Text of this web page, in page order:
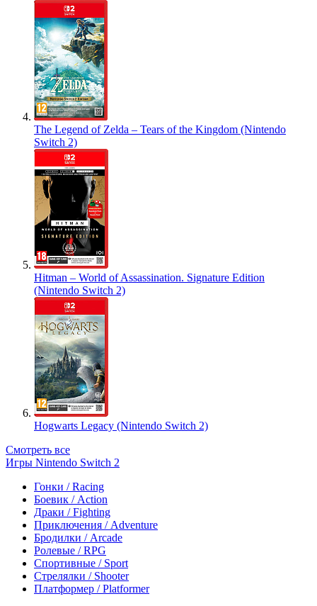
The Legend of Zelda – Tears of the Kingdom (Nintendo
Switch 2)
Hitman – World of Assassination. Signature Edition
(Nintendo Switch 2)
Hogwarts Legacy (Nintendo Switch 2)
Смотреть все
Игры Nintendo Switch 2
Гонки / Racing
Боевик / Action
Драки / Fighting
Приключения / Adventure
Бродилки / Arcade
Ролевые / RPG
Спортивные / Sport
Стрелялки / Shooter
Платформер / Platformer